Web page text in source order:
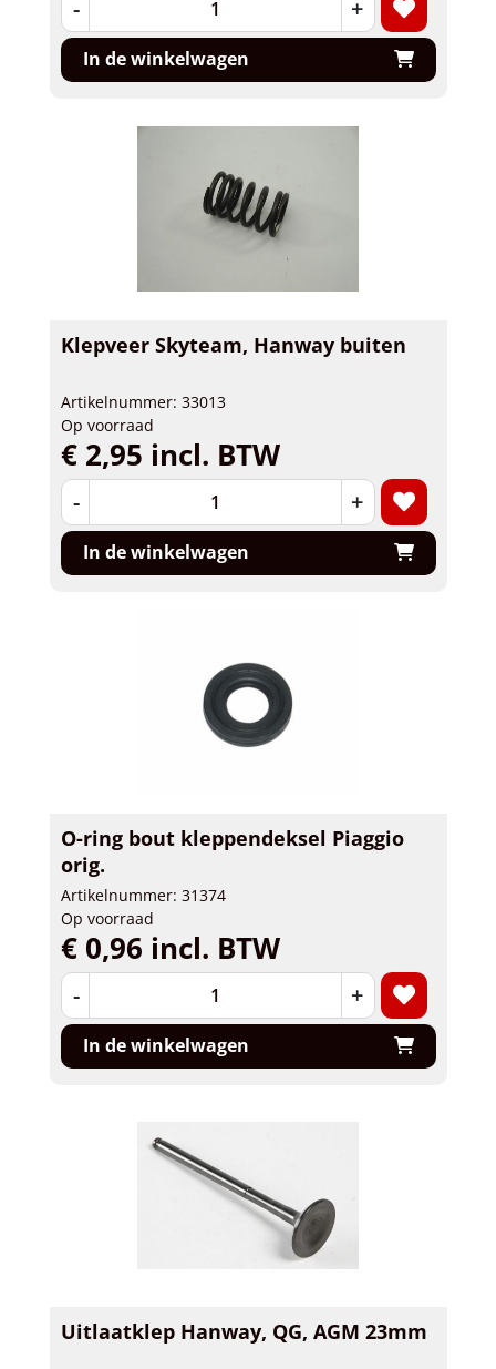
- +
In de winkelwagen
Klepveer Skyteam, Hanway buiten
Artikelnummer: 33013
Op voorraad
€ 2,95 incl. BTW
- +
In de winkelwagen
O-ring bout kleppendeksel Piaggio
orig.
Artikelnummer: 31374
Op voorraad
€ 0,96 incl. BTW
- +
In de winkelwagen
Uitlaatklep Hanway, QG, AGM 23mm